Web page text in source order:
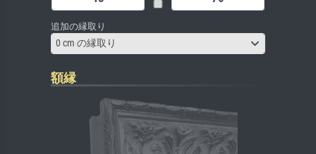
追加の縁取り
0 cm の縁取り
額縁